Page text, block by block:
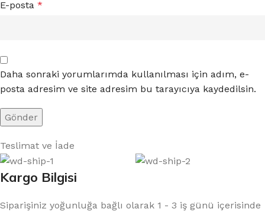
E-posta *
Daha sonraki yorumlarımda kullanılması için adım, e-
posta adresim ve site adresim bu tarayıcıya kaydedilsin.
Teslimat ve İade
Kargo Bilgisi
Siparişiniz yoğunluğa bağlı olarak 1 - 3 iş günü içerisinde